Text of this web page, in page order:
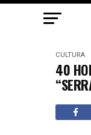
CULTURA
40